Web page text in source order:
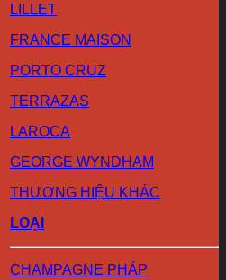
LILLET
FRANCE MAISON
PORTO CRUZ
TERRAZAS
LAROCA
GEORGE WYNDHAM
THƯƠNG HIỆU KHÁC
LOẠI
CHAMPAGNE PHÁP